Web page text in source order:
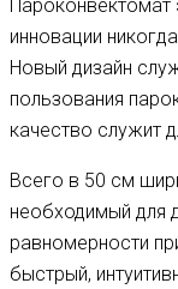
Пароконвектомат
инновации
Новый дизайн
пользования
качество служит
Всего в 50 см
необходимый для
равномерности
быстрый,